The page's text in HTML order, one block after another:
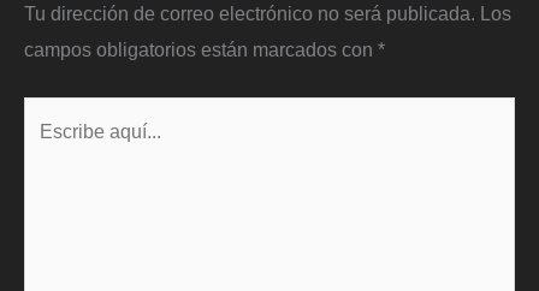
Tu dirección de correo electrónico no será publicada. Los
campos obligatorios están marcados con *